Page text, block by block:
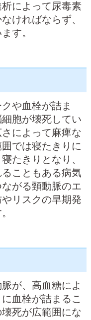
によって尿毒素
ければならず、
す。
や血栓が詰ま
胞が壊死してい
によって麻痺な
では寝たきりに
たきりとなり、
こともある病気
がる頸動脈のエ
リスクの早期発
が、高血糖によ
血栓が詰まるこ
死が広範囲にな